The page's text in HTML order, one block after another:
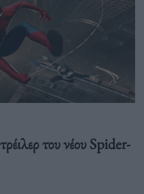
του νέου Spider-